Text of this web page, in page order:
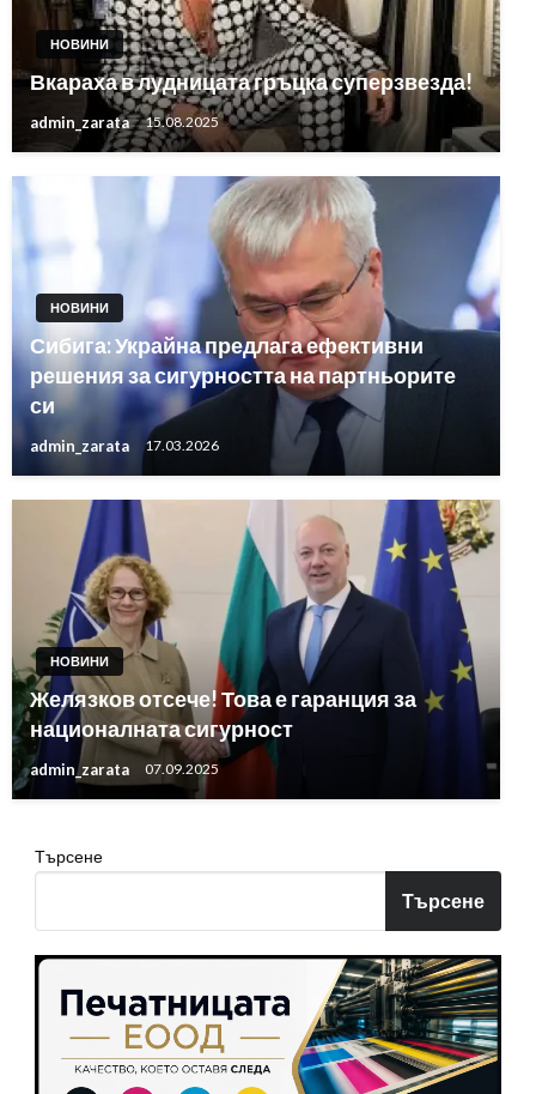
НОВИНИ
Вкараха в лудницата гръцка суперзвезда!
admin_zarata 15.08.2025
НОВИНИ
Сибига: Украйна предлага ефективни
решения за сигурността на партньорите
си
admin_zarata 17.03.2026
НОВИНИ
Желязков отсече! Това е гаранция за
националната сигурност
admin_zarata 07.09.2025
Търсене
Търсене